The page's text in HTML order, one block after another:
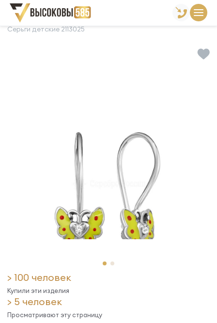
Главная Склад готовой продукции
Серьги детские 2113025
> 100 человек
Купили эти изделия
> 5 человек
Просматривают эту страницу